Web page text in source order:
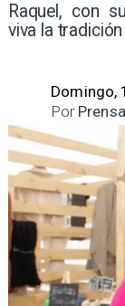
Raquel, con
viva la
Domingo,
Por